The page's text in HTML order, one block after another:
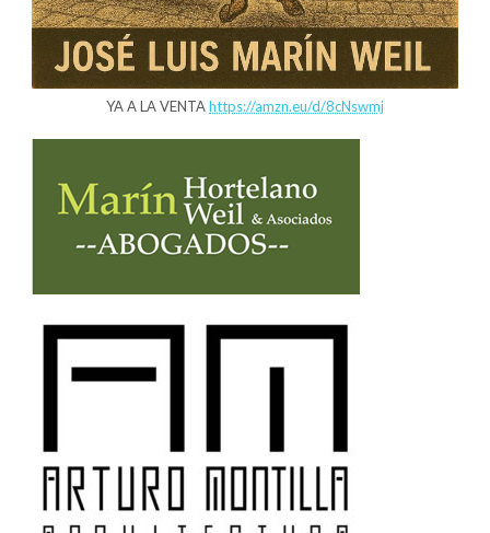
YA A LA VENTAhttps://amzn.eu/d/8cNswmj